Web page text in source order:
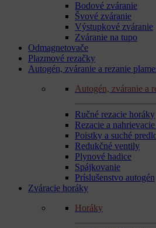
Bodové zváranie
Švové zváranie
Výstupkové zváranie
Zváranie na tupo
Odmagnetovače
Plazmové rezačky
Autogén, zváranie a rezanie
Autogén, zváranie a
Ručné rezacie horáky
Rezacie a
Poistky a suché
Redukčné ventily
Plynové hadice
Spájkovanie
Príslušenstvo autogén
Zváracie horáky
Horáky